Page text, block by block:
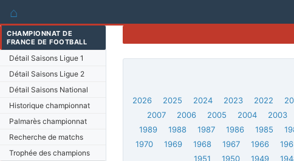
⌂
CHAMPIONNAT DE
FRANCE DE FOOTBALL
Détail Saisons Ligue 1
Détail Saisons Ligue 2
Détail Saisons National
Historique championnat
Palmarès championnat
Recherche de matchs
Trophée des champions
2026 2025 2024 2023 2022
2007
2006 2005 2004 2003
1989
1988 1987 1986 1985
1970
1969 1968 1967 1966
1951
1950 1949